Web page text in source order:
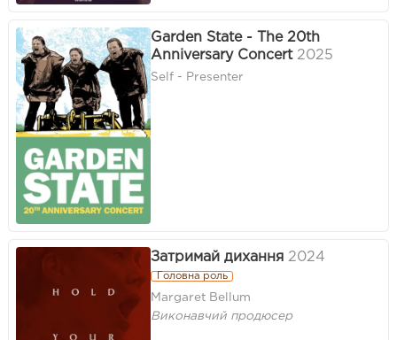
Garden State - The 20th
Anniversary Concert 2025
Self - Presenter
Затримай дихання 2024
Головна роль
Margaret Bellum
Виконавчий продюсер